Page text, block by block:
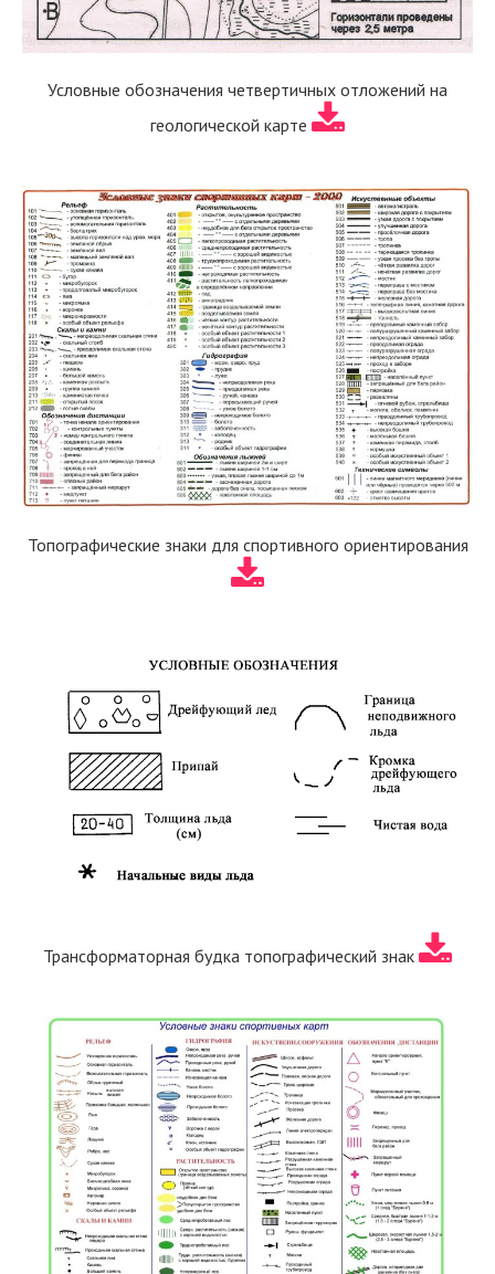
Условные обозначения четвертичных отложений на
геологической карте
Топографические знаки для спортивного ориентирования
Трансформаторная будка топографический знак